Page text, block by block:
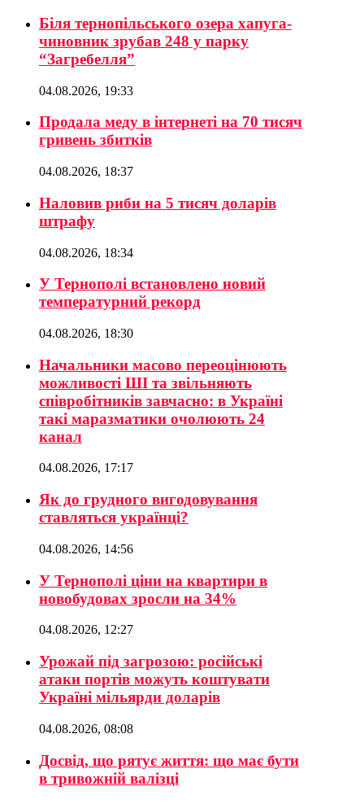
Біля тернопільського озера хапуга-
чиновник зрубав 248 у парку
“Загребелля”
04.08.2026, 19:33
Продала меду в інтернеті на 70 тисяч
гривень збитків
04.08.2026, 18:37
Наловив риби на 5 тисяч доларів
штрафу
04.08.2026, 18:34
У Тернополі встановлено новий
температурний рекорд
04.08.2026, 18:30
Начальники масово переоцінюють
можливості ШІ та звільняють
співробітників завчасно: в Україні
такі маразматики очолюють 24
канал
04.08.2026, 17:17
Як до грудного вигодовування
ставляться українці?
04.08.2026, 14:56
У Тернополі ціни на квартири в
новобудовах зросли на 34%
04.08.2026, 12:27
Урожай під загрозою: російські
атаки портів можуть коштувати
Україні мільярди доларів
04.08.2026, 08:08
Досвід, що рятує життя: що має бути
в тривожній валізці